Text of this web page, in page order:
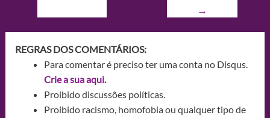
→
REGRAS DOS COMENTÁRIOS:
Para comentar é preciso ter uma conta no Disqus.
Crie a sua aqui.
Proibido discussões políticas.
Proibido racismo, homofobia ou qualquer tipo de